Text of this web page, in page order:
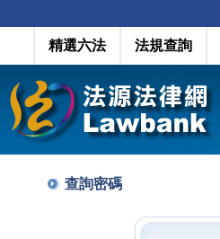
精選六法 法規查詢
查詢密碼